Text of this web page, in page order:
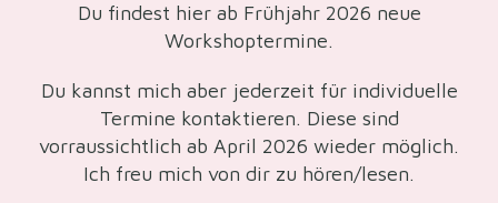
Du findest hier ab Frühjahr 2026 neue
Workshoptermine.
Du kannst mich aber jederzeit für individuelle
Termine kontaktieren. Diese sind
vorraussichtlich ab April 2026 wieder möglich.
Ich freu mich von dir zu hören/lesen.